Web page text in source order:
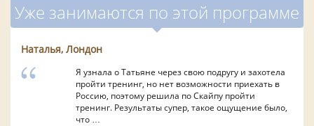
Уже занимаются по этой программе
Наталья, Лондон
Я узнала о Татьяне через свою подругу и захотела
пройти тренинг, но нет возможности приехать в
Россию, поэтому решила по Скайпу пройти
тренинг. Результаты супер, такое ощущение было,
что …